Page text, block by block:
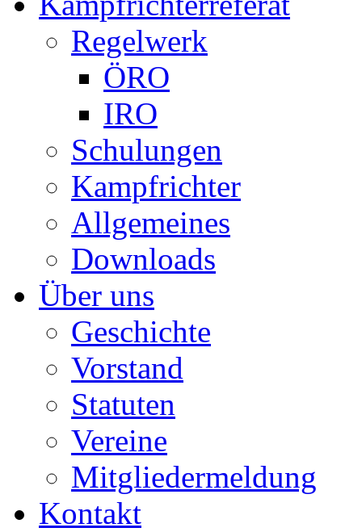
Regelwerk
ÖRO
IRO
Schulungen
Kampfrichter
Allgemeines
Downloads
Über uns
Geschichte
Vorstand
Statuten
Vereine
Mitgliedermeldung
Kontakt